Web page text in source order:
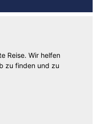
Reise. Wir helfen
zu finden und zu